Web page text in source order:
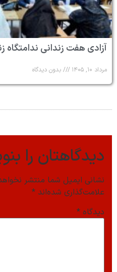
آزادی هفت زندانی ندامتگاه
مرداد ۱۰, ۱۴۰۵ بدون دیدگاه
دیدگاهتان را
نشانی ایمیل شما منتشر
علامت‌گذاری شده‌اند *
دیدگاه *